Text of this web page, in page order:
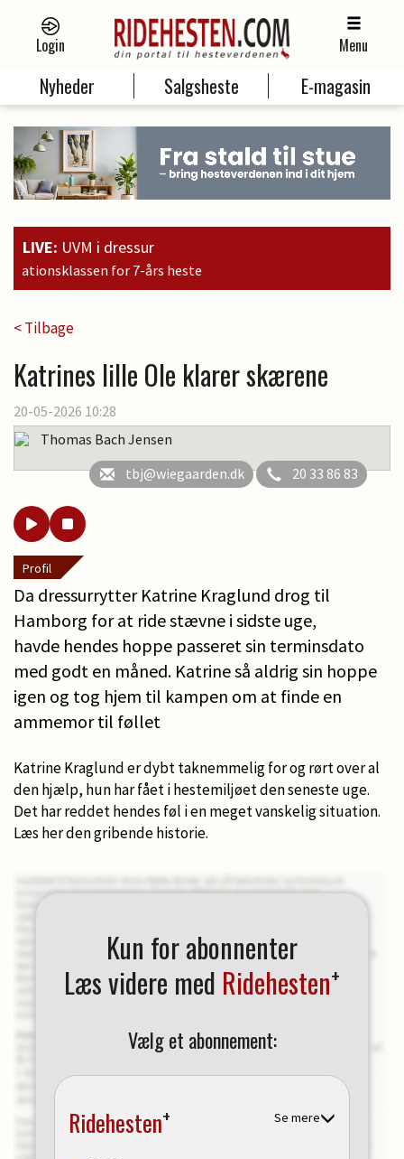
Login Menu
Nyheder Salgsheste E-magasin
LIVE: UVM i dressur
< Tilbage
Katrines lille Ole klarer skærene
20-05-2026 10:28
Thomas Bach Jensen
tbj@wiegaarden.dk
20 33 86 83
Profil
Da dressurrytter Katrine Kraglund drog til
Hamborg for at ride stævne i sidste uge,
havde hendes hoppe passeret sin terminsdato
med godt en måned. Katrine så aldrig sin hoppe
igen og tog hjem til kampen om at finde en
ammemor til føllet
Katrine Kraglund er dybt taknemmelig for og rørt over al
den hjælp, hun har fået i hestemiljøet den seneste uge.
Det har reddet hendes føl i en meget vanskelig situation.
Læs her den gribende historie.
Kun for abonnenter
Læs videre med Ridehesten+
Vælg et abonnement:
Ridehesten+ Se mere